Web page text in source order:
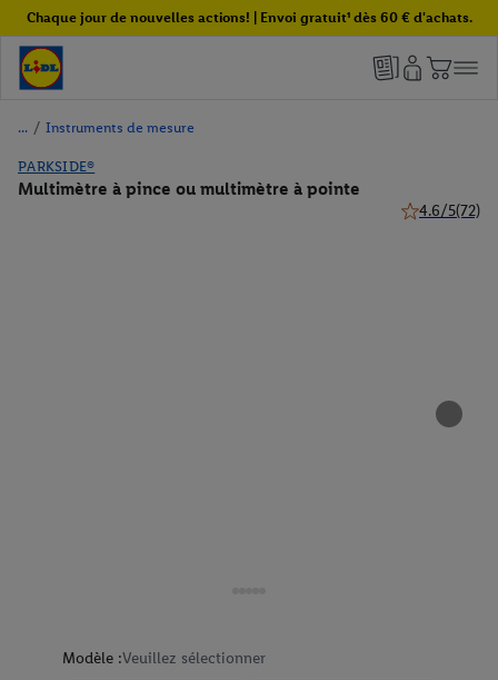
Chaque jour de nouvelles actions! | Envoi gratuit¹ dès 60 € d'achats.
/ Instruments de mesure
PARKSIDE®
Multimètre à pince ou multimètre à pointe
4.6/5(72)
Modèle :Veuillez sélectionner